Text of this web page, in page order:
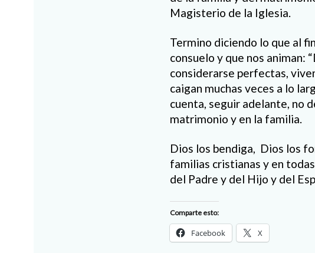
Magisterio de la Iglesia.
Termino diciendo lo que al
consuelo y que nos animan:
considerarse perfectas,
caigan muchas veces a lo
cuenta, seguir adelante, no
matrimonio y en la familia.
Dios los bendiga, Dios los
familias cristianas y en
del Padre y del Hijo y del
Comparte esto:
Facebook X